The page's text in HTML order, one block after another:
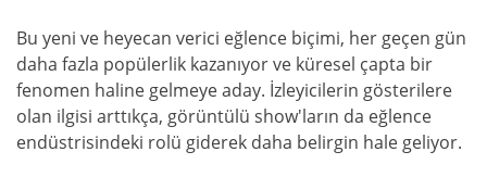
Bu yeni ve heyecan verici eğlence biçimi, her geçen gün
daha fazla popülerlik kazanıyor ve küresel çapta bir
fenomen haline gelmeye aday. İzleyicilerin gösterilere
olan ilgisi arttıkça, görüntülü show'ların da eğlence
endüstrisindeki rolü giderek daha belirgin hale geliyor.